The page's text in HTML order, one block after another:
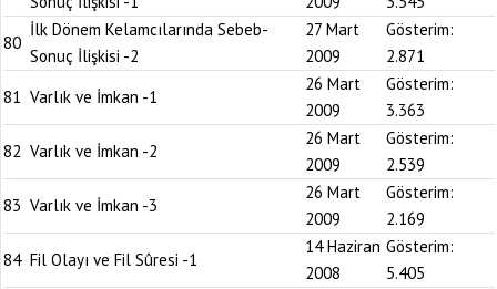
80
İlk Dönem Kelamcılarında Sebeb-
Sonuç İlişkisi -2
27 Mart
2009
Gösterim:
2.871
81 Varlık ve İmkan -1
26 Mart
2009
Gösterim:
3.363
82 Varlık ve İmkan -2
26 Mart
2009
Gösterim:
2.539
83 Varlık ve İmkan -3
26 Mart
2009
Gösterim:
2.169
84 Fil Olayı ve Fil Sûresi -1
14 Haziran
2008
Gösterim:
5.405